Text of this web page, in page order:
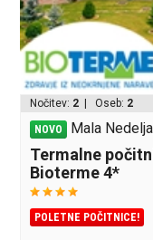
Nočitev: 2 | Oseb: 2
NOVO Mala
Termalne
Bioterme 4*
POLETNE POČITNICE!